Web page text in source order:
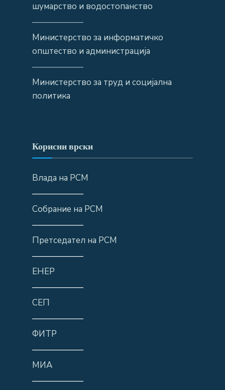
шумарство и водостопанство
——————
Министерство за информатичко
општество и администрација
——————
Министерство за труд и социјална
политика
Корисни врски
Влада на РСМ
——————
Собрание на РСМ
——————
Претседател на РСМ
——————
ЕНЕР
——————
СЕП
——————
ФИТР
——————
МИА
——————